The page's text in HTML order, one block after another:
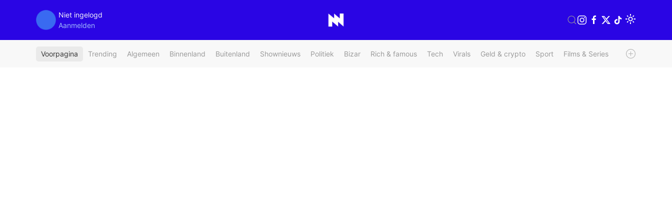
Niet ingelogd
Aanmelden
Voorpagina Trending Algemeen Binnenland Buitenland Shownieuws Politiek Bizar Rich & famous Tech Virals Geld & crypto Sport Films & Series Radio & TV